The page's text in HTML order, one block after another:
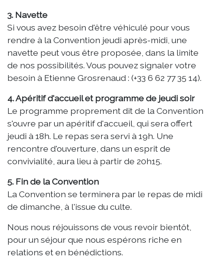
3. Navette
Si vous avez besoin d'être véhiculé pour vous
rendre à la Convention jeudi après-midi, une
navette peut vous être proposée, dans la limite
de nos possibilités. Vous pouvez signaler votre
besoin à Etienne Grosrenaud : (+33 6 62 77 35 14).
4. Apéritif d'accueil et programme de jeudi soir
Le programme proprement dit de la Convention
s'ouvre par un apéritif d'accueil, qui sera offert
jeudi à 18h. Le repas sera servi à 19h. Une
rencontre d'ouverture, dans un esprit de
convivialité, aura lieu à partir de 20h15.
5. Fin de la Convention
La Convention se terminera par le repas de midi
de dimanche, à l'issue du culte.
Nous nous réjouissons de vous revoir bientôt,
pour un séjour que nous espérons riche en
relations et en bénédictions.